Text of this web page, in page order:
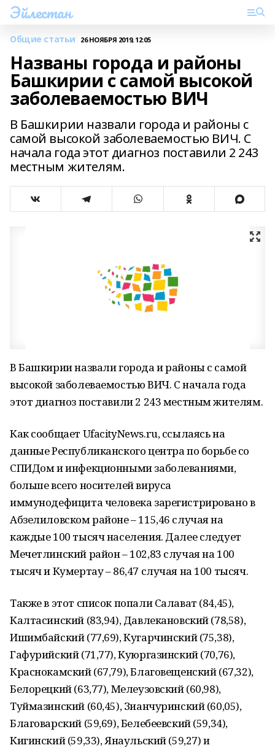
Эйлестан
Общие статьи 26 НОЯБРЯ 2019, 12:05
Названы города и районы
Башкирии с самой высокой
заболеваемостью ВИЧ
В Башкирии назвали города и районы с
самой высокой заболеваемостью ВИЧ. С
начала года этот диагноз поставили 2 243
местным жителям.
В Башкирии назвали города и районы с самой
высокой заболеваемостью ВИЧ. С начала года
этот диагноз поставили 2 243 местным жителям.
Как сообщает UfacityNews.ru, ссылаясь на
данные Республиканского центра по борьбе со
СПИДом и инфекционными заболеваниями,
больше всего носителей вируса
иммунодефицита человека зарегистрировано в
Абзелиловском районе – 115,46 случая на
каждые 100 тысяч населения. Далее следует
Мечетлинский район – 102,83 случая на 100
тысяч и Кумертау – 86,47 случая на 100 тысяч.
Также в этот список попали Салават (84,45),
Калтасинский (83,94), Давлекановский (78,58),
Ишимбайский (77,69), Кугарчинский (75,38),
Гафурийский (71,77), Куюргазинский (70,76),
Краснокамский (67,79), Благовещенский (67,32),
Белорецкий (63,77), Мелеузовский (60,98),
Туймазинский (60,45), Зианчуринский (60,05),
Благоварский (59,69), Белебеевский (59,34),
Кигинский (59,33), Янаульский (59,27) и